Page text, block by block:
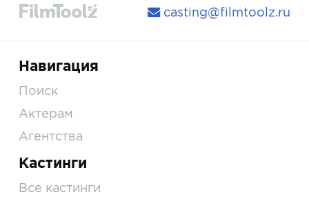
casting@filmtoolz.ru
Навигация
Поиск
Актерам
Агентства
Кастинги
Все кастинги